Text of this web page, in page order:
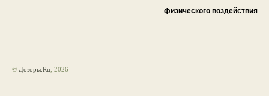
физического воздействия
© Дозоры.Ru , 2026